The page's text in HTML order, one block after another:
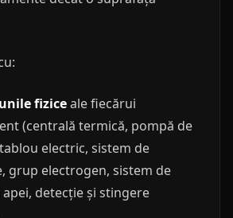
fiziceale fiecărui
(centrală termică, pompă de
electric, sistem de
grup electrogen, sistem de
detecție și stingere